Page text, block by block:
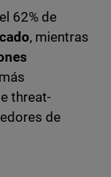
62% de
, mientras
threat-
de